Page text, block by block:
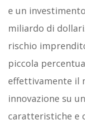
e un
miliardo di
rischio
piccola
effettivamente il
innovazione su
caratteristiche e